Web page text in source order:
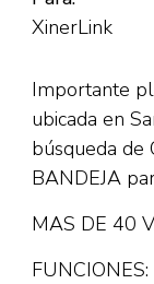
XinerLink
Importante
ubicada en
búsqueda de
BANDEJA
MAS DE 40
FUNCIONES: